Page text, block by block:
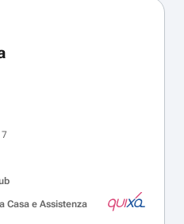
Casa e Assistenza